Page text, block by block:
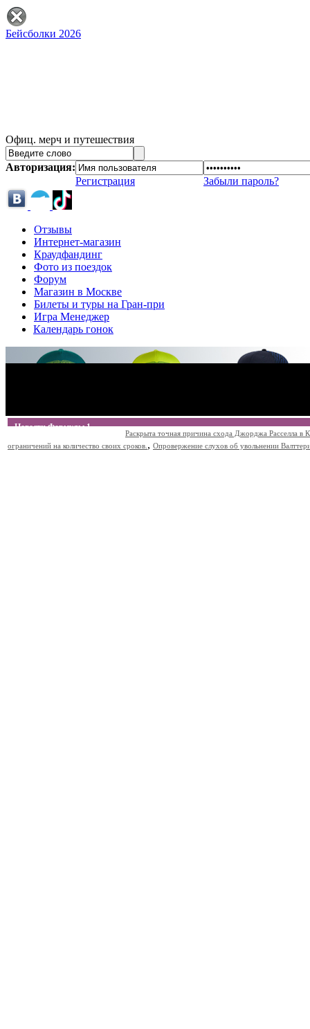
Бейсболки 2026
Офиц. мерч и путешествия
Авторизация:
Регистрация
Забыли пароль?
Отзывы
Интернет-магазин
Краудфандинг
Фото из поездок
Форум
Магазин в Москве
Билеты и туры на Гран-при
Игра Менеджер
Календарь гонок
Новости Формулы 1
Раскрыта точная причина схода Джорджа Расселла в
ограничений на количество своих сроков. , Опровержение слухов об увольнении